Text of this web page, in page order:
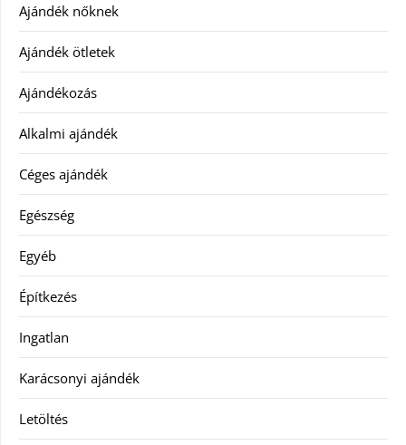
Ajándék nőknek
Ajándék ötletek
Ajándékozás
Alkalmi ajándék
Céges ajándék
Egészség
Egyéb
Építkezés
Ingatlan
Karácsonyi ajándék
Letöltés